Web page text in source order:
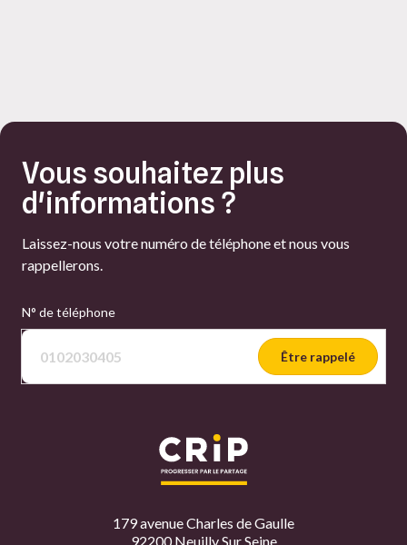
Vous souhaitez plus
d'informations ?
Laissez-nous votre numéro de téléphone et nous vous
rappellerons.
N° de téléphone
Être rappelé
179 avenue Charles de Gaulle
92200 Neuilly Sur Seine